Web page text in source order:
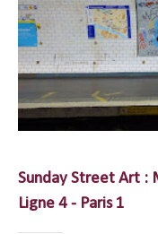
Sunday Street Art :
Ligne 4 - Paris 1